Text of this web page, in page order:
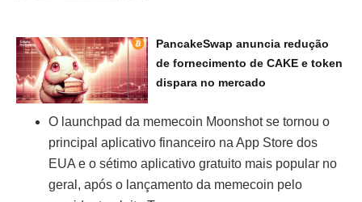
PancakeSwap anuncia redução
de fornecimento de CAKE e token
dispara no mercado
O launchpad da memecoin Moonshot se tornou o
principal aplicativo financeiro na App Store dos
EUA e o sétimo aplicativo gratuito mais popular no
geral, após o lançamento da memecoin pelo